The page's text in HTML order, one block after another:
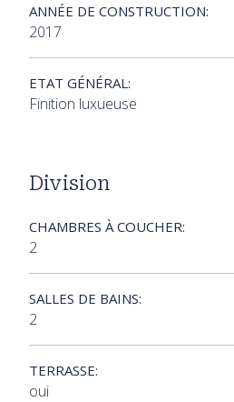
ANNÉE DE CONSTRUCTION:
2017
ETAT GÉNÉRAL:
Finition luxueuse
Division
CHAMBRES À COUCHER:
2
SALLES DE BAINS:
2
TERRASSE:
oui